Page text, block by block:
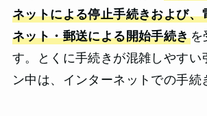
ネットによる停止手続きおよび、
ネット・郵送による開始手続きを
す。とくに手続きが混雑しやすい
ン中は、インターネットでの手続